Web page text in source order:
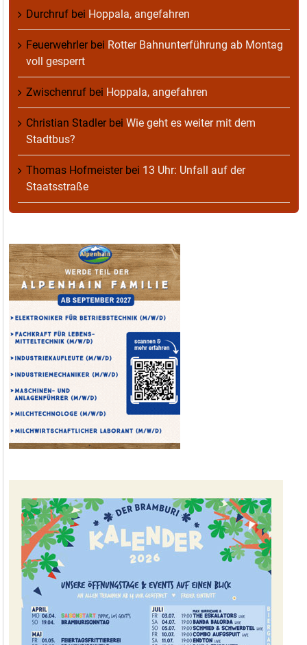
Durchruf bei Hoppala, angefahren
Feuerwehrlerbei Rotter Bahnunterführung ab Montag
voll gesperrt
Zwischenruf bei Hoppala, angefahren
Christian Stadlerbei Wie geht es weiter mit dem
Stadtbus?
Thomas Hofmeisterbei 13 Uhr: Unfall auf der
Staatsstraße